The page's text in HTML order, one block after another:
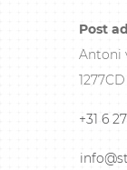
Post
Antoni
+31 6